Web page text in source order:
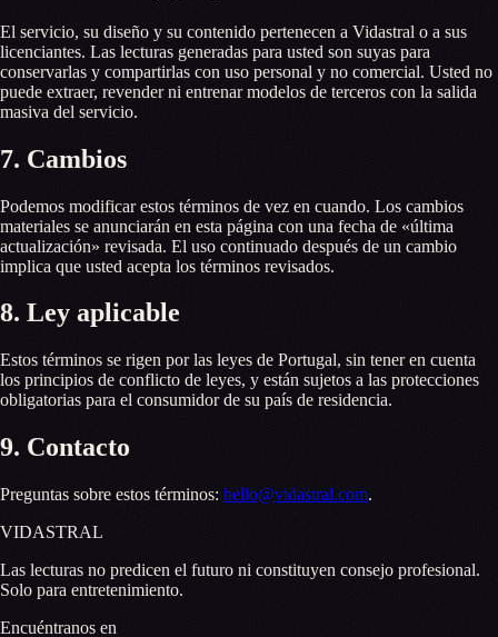
El servicio, su diseño y su contenido pertenecen a Vidastral o a sus
licenciantes. Las lecturas generadas para usted son suyas para
conservarlas y compartirlas con uso personal y no comercial. Usted no
puede extraer, revender ni entrenar modelos de terceros con la salida
masiva del servicio.
7. Cambios
Podemos modificar estos términos de vez en cuando. Los cambios
materiales se anunciarán en esta página con una fecha de «última
actualización» revisada. El uso continuado después de un cambio
implica que usted acepta los términos revisados.
8. Ley aplicable
Estos términos se rigen por las leyes de Portugal, sin tener en cuenta
los principios de conflicto de leyes, y están sujetos a las protecciones
obligatorias para el consumidor de su país de residencia.
9. Contacto
Preguntas sobre estos términos: hello@vidastral.com.
VIDASTRAL
Las lecturas no predicen el futuro ni constituyen consejo profesional.
Solo para entretenimiento.
Encuéntranos en